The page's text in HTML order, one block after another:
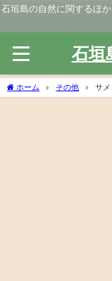
石垣島の自然に関するほ
石垣
ホーム その他 サメ